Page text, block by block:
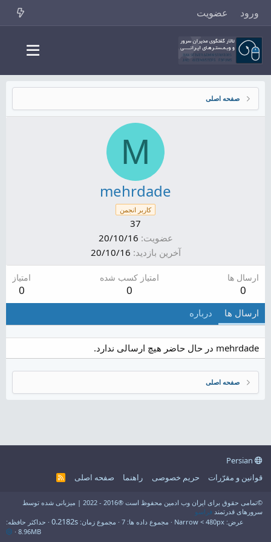
ورود عضویت
صفحه اصلی
M
mehrdade
کاربر انجمن
37
عضویت 20/10/16
آخرین بازدید 20/10/16
ارسال ها
0
امتیاز کسب شده
0
امتیاز
0
ارسال ها درباره
mehrdade در حال حاضر هیچ ارسالی ندارد.
صفحه اصلی
قوانین و مقرّرات
حریم خصوصی راهنما صفحه اصلی
R
©تمامی حقوق برای ایران وب ادمین محفوظ است ®2016 - 2022 | میزبانی شده توسط
سرورهای قدرتمند فراسو
عرض
مجموع داده ها 7 مجموع زمان 0.2182s
حداکثر حافظه
8.96MB